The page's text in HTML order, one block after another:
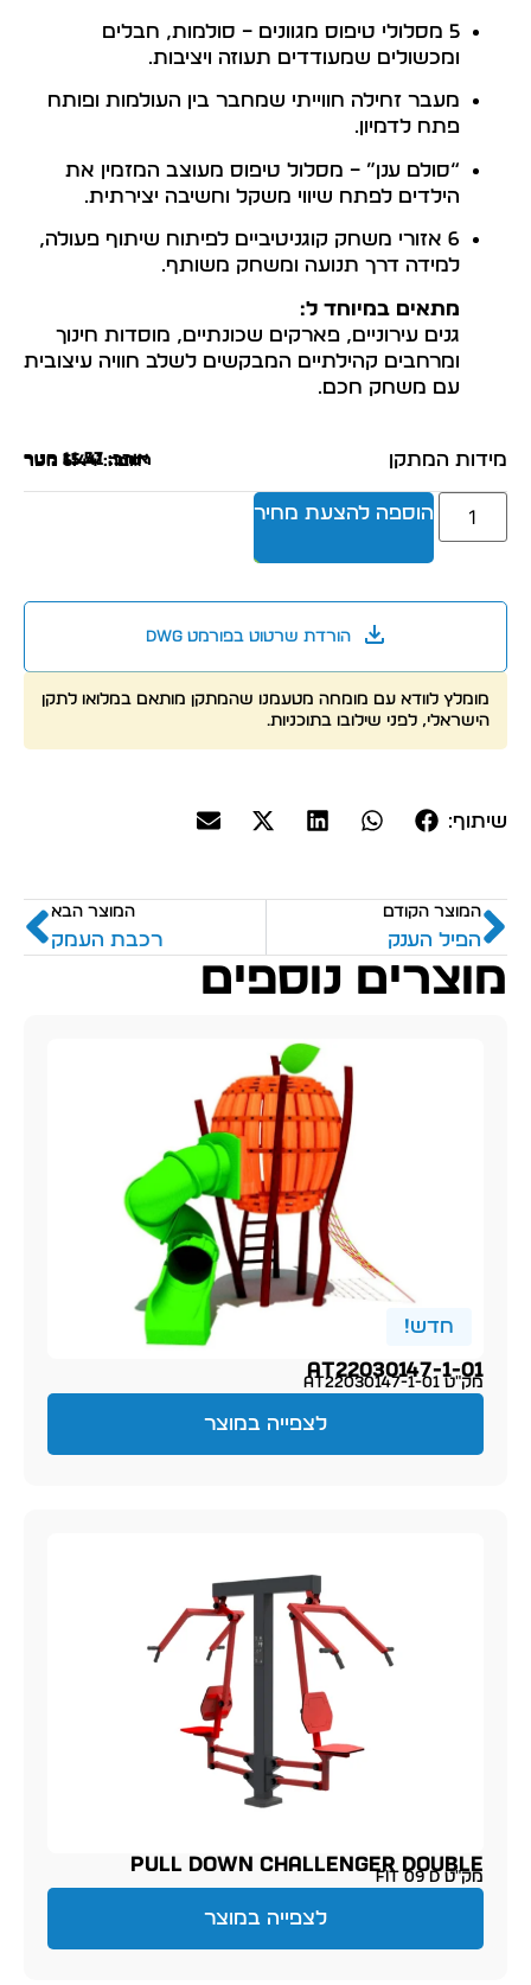
5 מסלולי טיפוס מגוונים – סולמות, חבלים
ומכשולים שמעודדים תעוזה ויציבות.
מעבר זחילה חווייתי שמחבר בין העולמות ופותח
פתח לדמיון.
“סולם ענן” – מסלול טיפוס מעוצב המזמין את
הילדים לפתח שיווי משקל וחשיבה יצירתית.
6 אזורי משחק קוגניטיביים לפיתוח שיתוף פעולה,
למידה דרך תנועה ומשחק משותף.
מתאים במיוחד ל:
גנים עירוניים, פארקים שכונתיים, מוסדות חינוך
ומרחבים קהילתיים המבקשים לשלב חוויה עיצובית
עם משחק חכם.
מידות המתקן אורך: 11.57 מטר
רוחב: 15.41 מטר
גובה: 6.44 מטר
הוספה להצעת מחיר
הורדת שרטוט בפורמט dwg
מומלץ לוודא עם מומחה מטעמנו שהמתקן מותאם במלואו לתקן
הישראלי, לפני שילובו בתוכניות.
שיתוף:
המוצר הקודם
הפיל הענק
המוצר הבא
רכבת העמק
מוצרים נוספים
חדש!
AT22030147-1-01
מק״ט AT22030147-1-01
לצפייה במוצר
PULL DOWN CHALLENGER DOUBLE
מק״ט FIT 09 D
לצפייה במוצר